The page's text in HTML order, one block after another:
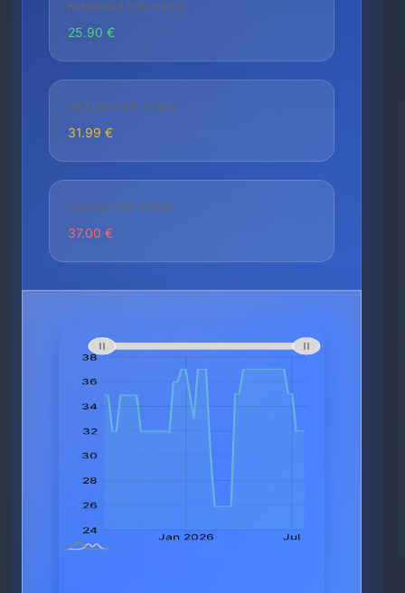
NIEDRIGSTER PREIS
25.90 €
AKTUELLER PREIS
31.99 €
HÖCHSTER PREIS
37.00 €